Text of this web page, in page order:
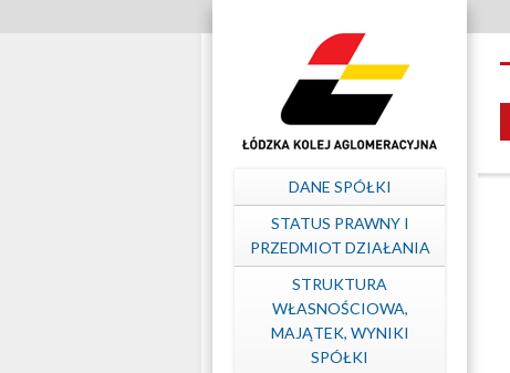
własnościowa,
Menu
główne
DANE SPÓŁKI
STATUS PRAWNY I
PRZEDMIOT DZIAŁANIA
STRUKTURA
WŁASNOŚCIOWA,
MAJĄTEK, WYNIKI
SPÓŁKI